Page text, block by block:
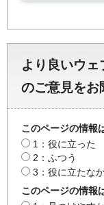
より良いウェ
のご意見をお
このページの情報
1：役に立った
2：ふつう
3：役に立たな
このページの情報